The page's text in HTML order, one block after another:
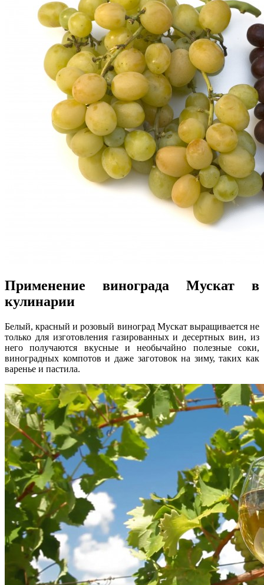
Применение винограда Мускат в
кулинарии
Белый, красный и розовый виноград Мускат выращивается не
только для изготовления газированных и десертных вин, из
него получаются вкусные и необычайно полезные соки,
виноградных компотов и даже заготовок на зиму, таких как
варенье и пастила.